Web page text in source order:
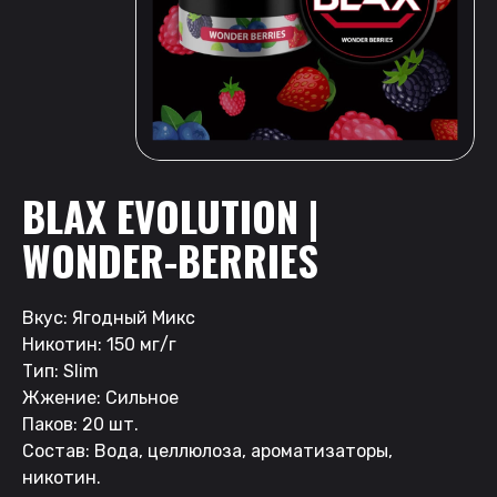
BLAX EVOLUTION |
WONDER-BERRIES
Вкус: Ягодный Микс
Никотин: 150 мг/г
Тип: Slim
Жжение: Сильное
Паков: 20 шт.
Состав: Вода, целлюлоза, ароматизаторы,
никотин.